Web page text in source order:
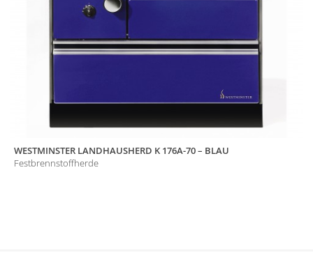
WESTMINSTER LANDHAUSHERD K 176A-70 – BLAU
Festbrennstoffherde